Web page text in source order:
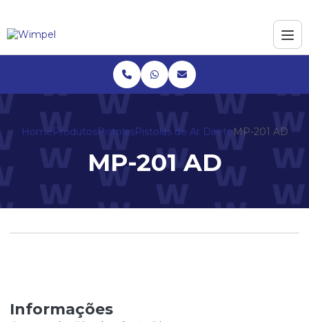
HomeProdutosPistolasPistolas de Ar DiretoMP-201 AD
MP-201 AD
Informações